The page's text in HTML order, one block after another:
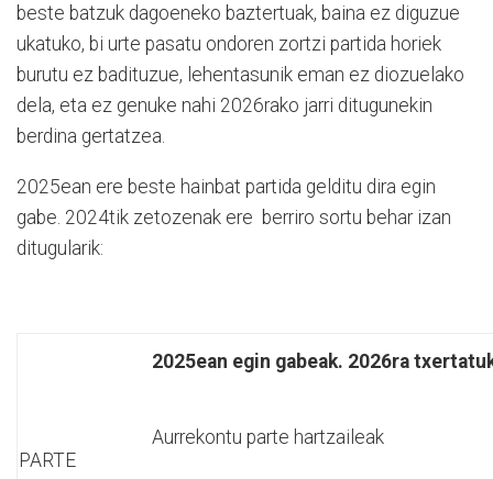
beste batzuk dagoeneko baztertuak, baina ez diguzue
ukatuko, bi urte pasatu ondoren zortzi partida horiek
burutu ez badituzue, lehentasunik eman ez diozuelako
dela, eta ez genuke nahi 2026rako jarri ditugunekin
berdina gertatzea.
2025ean ere beste hainbat partida gelditu dira egin
gabe. 2024tik zetozenak ere berriro sortu behar izan
ditugularik:
2025ean egin gabeak. 2026ra
PARTE
Aurrekontu parte hartzaileak